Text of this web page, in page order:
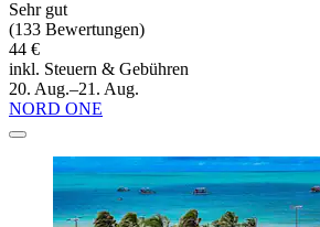
Sehr gut
(133 Bewertungen)
44 €
inkl. Steuern & Gebühren
20. Aug.–21. Aug.
NORD ONE